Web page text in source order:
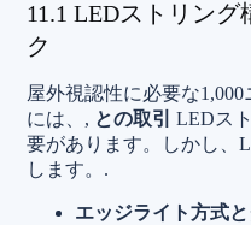
11.1 LEDストリン
ク
屋外視認性に必要な
には、, との取引
LEDス
要があります。しかし、
します。.
エッジライト方式